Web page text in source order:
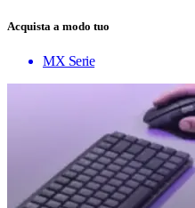
Acquista a modo tuo
MX Serie